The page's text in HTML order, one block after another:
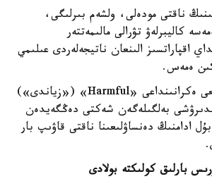
ناقتى مودەلى، ولشەم بىرلىگى،
كاليبرلەۋ تۋرالى مالىمەتتەر
اقپاراتسىز الىنعان ناتيجەلەردى عىلىمي
ەمەس.
سونىمەن قاتار قۇرىلعى ەكرانىنداعى «Harmful» («زياندى»)
بەلگىلەگەن شەكتى دەڭگەيدەن
ادامنىڭ دەنساۋلىعىنا ناقتى قاۋىپ بار
بارلىق كولىكتە بولادى